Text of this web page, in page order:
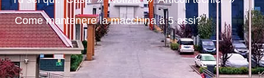
Come mantenere la macchina a 5 assi?